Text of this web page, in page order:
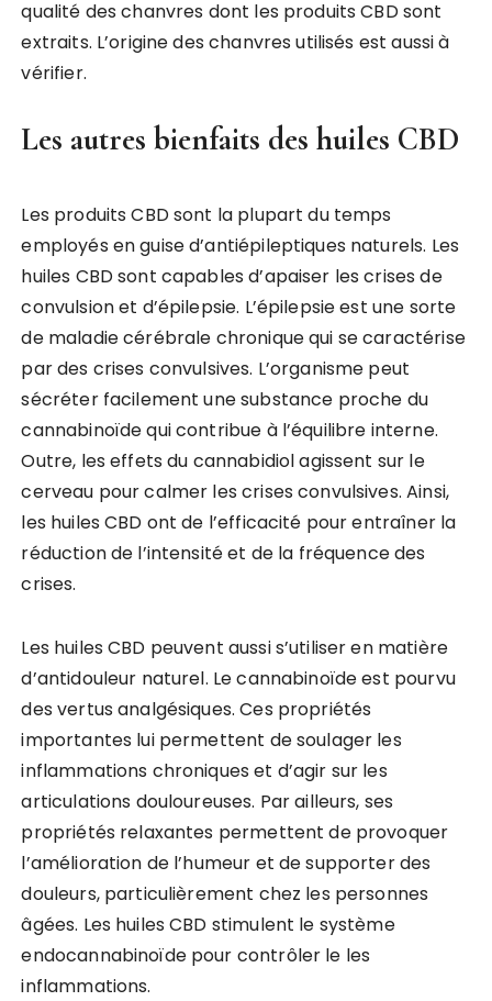
qualité des chanvres dont les produits CBD sont
extraits. L’origine des chanvres utilisés est aussi à
vérifier.
Les autres bienfaits des huiles CBD
Les produits CBD sont la plupart du temps
employés en guise d’antiépileptiques naturels. Les
huiles CBD sont capables d’apaiser les crises de
convulsion et d’épilepsie. L’épilepsie est une sorte
de maladie cérébrale chronique qui se caractérise
par des crises convulsives. L’organisme peut
sécréter facilement une substance proche du
cannabinoïde qui contribue à l’équilibre interne.
Outre, les effets du cannabidiol agissent sur le
cerveau pour calmer les crises convulsives. Ainsi,
les huiles CBD ont de l’efficacité pour entraîner la
réduction de l’intensité et de la fréquence des
crises.
Les huiles CBD peuvent aussi s’utiliser en matière
d’antidouleur naturel. Le cannabinoïde est pourvu
des vertus analgésiques. Ces propriétés
importantes lui permettent de soulager les
inflammations chroniques et d’agir sur les
articulations douloureuses. Par ailleurs, ses
propriétés relaxantes permettent de provoquer
l’amélioration de l’humeur et de supporter des
douleurs, particulièrement chez les personnes
âgées. Les huiles CBD stimulent le système
endocannabinoïde pour contrôler le les
inflammations.